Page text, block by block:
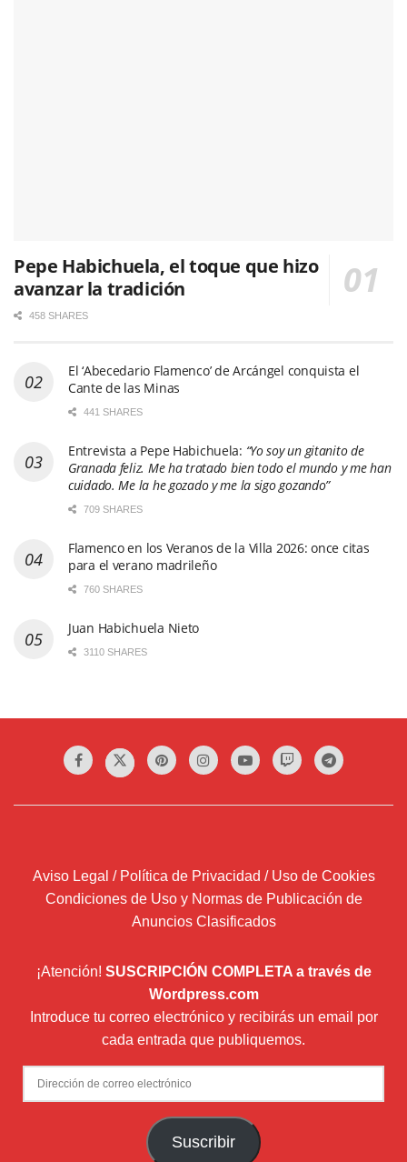
Pepe Habichuela, el toque que hizo
avanzar la tradición
458 SHARES
El ‘Abecedario Flamenco’ de Arcángel conquista el
Cante de las Minas
441 SHARES
Entrevista a Pepe Habichuela: “Yo soy un gitanito de
Granada feliz. Me ha tratado bien todo el mundo y me han
cuidado. Me la he gozado y me la sigo gozando”
709 SHARES
Flamenco en los Veranos de la Villa 2026: once citas
para el verano madrileño
760 SHARES
Juan Habichuela Nieto
3110 SHARES
Aviso Legal / Política de Privacidad / Uso de Cookies
Condiciones de Uso y Normas de Publicación de
Anuncios Clasificados
¡Atención! SUSCRIPCIÓN COMPLETA a través de
Wordpress.com
Introduce tu correo electrónico y recibirás un email por
cada entrada que publiquemos.
Dirección
de
Suscribir